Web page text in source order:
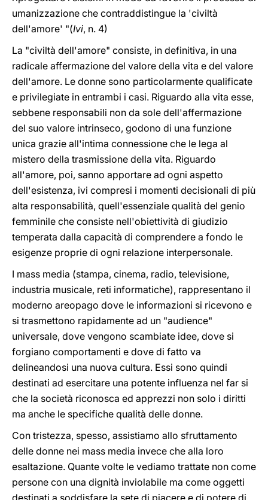
umanizzazione che contraddistingue la 'civiltà
dell'amore' "(Ivi, n. 4)
La "civiltà dell'amore" consiste, in definitiva, in una
radicale affermazione del valore della vita e del valore
dell'amore. Le donne sono particolarmente qualificate
e privilegiate in entrambi i casi. Riguardo alla vita esse,
sebbene responsabili non da sole dell'affermazione
del suo valore intrinseco, godono di una funzione
unica grazie all'intima connessione che le lega al
mistero della trasmissione della vita. Riguardo
all'amore, poi, sanno apportare ad ogni aspetto
dell'esistenza, ivi compresi i momenti decisionali di più
alta responsabilità, quell'essenziale qualità del genio
femminile che consiste nell'obiettività di giudizio
temperata dalla capacità di comprendere a fondo le
esigenze proprie di ogni relazione interpersonale.
I mass media (stampa, cinema, radio, televisione,
industria musicale, reti informatiche), rappresentano il
moderno areopago dove le informazioni si ricevono e
si trasmettono rapidamente ad un "audience"
universale, dove vengono scambiate idee, dove si
forgiano comportamenti e dove di fatto va
delineandosi una nuova cultura. Essi sono quindi
destinati ad esercitare una potente influenza nel far si
che la società riconosca ed apprezzi non solo i diritti
ma anche le specifiche qualità delle donne.
Con tristezza, spesso, assistiamo allo sfruttamento
delle donne nei mass media invece che alla loro
esaltazione. Quante volte le vediamo trattate non come
persone con una dignità inviolabile ma come oggetti
destinati a soddisfare la sete di piacere e di potere di